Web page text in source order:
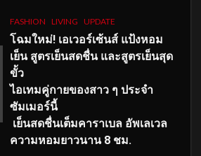
FASHION LIVING UPDATE
โฉมใหม่! เอเวอร์เซ้นส์ แป้งหอม
เย็น สูตรเย็นสดชื่น และสูตรเย็นสุด
ขั้ว
ไอเทมคู่กายของสาว ๆ ประจำ
ซัมเมอร์นี้
เย็นสดชื่นเต็มคาราเบล อัพเลเวล
ความหอมยาวนาน 8 ชม.